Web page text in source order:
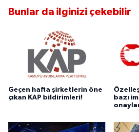
Bunlar da ilginizi çekebilir
Geçen hafta şirketlerin öne
çıkan KAP bildirimleri!
bazı